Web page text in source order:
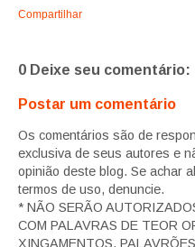
Compartilhar
0 Deixe seu comentário:
Postar um comentário
Os comentários são de
exclusiva de seus autores e
opinião deste blog. Se achar
termos de uso, denuncie.
* NÃO SERÃO
COM PALAVRAS DE TEOR
XINGAMENTOS,